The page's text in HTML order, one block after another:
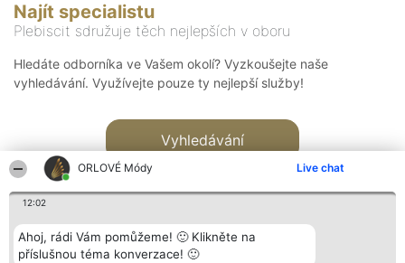
ORLOVÉ Módy Live chat
12:02
Ahoj, rádi Vám pomůžeme! 🙂 Klikněte na
příslušnou téma konverzace! 🙂
Najít specialistu
Plebiscit sdružuje těch nejlepších v oboru
Hledáte odborníka ve Vašem okolí? Vyzkoušejte naše
vyhledávání. Využívejte pouze ty nejlepší služby!
Vyhledávání